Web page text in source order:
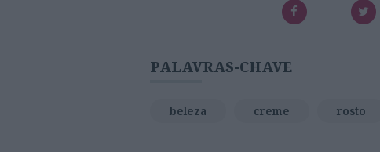
PALAVRAS-CHAVE
beleza creme rosto